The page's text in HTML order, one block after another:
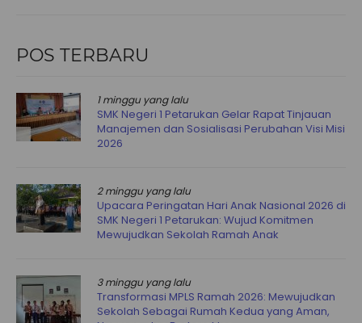
POS TERBARU
1 minggu yang lalu
SMK Negeri 1 Petarukan Gelar Rapat Tinjauan
Manajemen dan Sosialisasi Perubahan Visi Misi
2026
2 minggu yang lalu
Upacara Peringatan Hari Anak Nasional 2026 di
SMK Negeri 1 Petarukan: Wujud Komitmen
Mewujudkan Sekolah Ramah Anak
3 minggu yang lalu
Transformasi MPLS Ramah 2026: Mewujudkan
Sekolah Sebagai Rumah Kedua yang Aman,